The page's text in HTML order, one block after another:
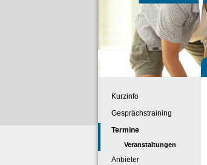
Kurzinfo
Gesprächstraining
Termine
Veranstaltungen
Anbieter